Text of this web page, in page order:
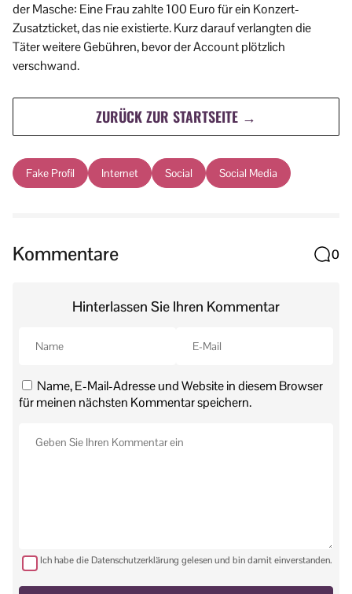
der Masche: Eine Frau zahlte 100 Euro für ein Konzert-
Zusatzticket, das nie existierte. Kurz darauf verlangten die
Täter weitere Gebühren, bevor der Account plötzlich
verschwand.
ZURÜCK ZUR STARTSEITE →
Fake Profil Internet Social Social Media
Kommentare 0
Hinterlassen Sie Ihren Kommentar
Name, E-Mail-Adresse und Website in diesem Browser
für meinen nächsten Kommentar speichern.
Ich habe die Datenschutzerklärung gelesen und bin damit einverstanden.